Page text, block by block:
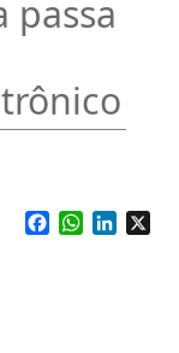
passa
Facebook
WhatsApp